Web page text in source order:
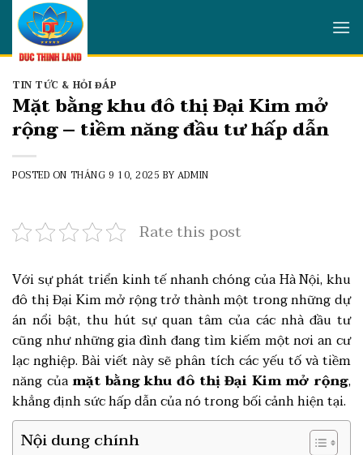
Skip
content
TIN TỨC & HỎI ĐÁP
Mặt bằng khu đô thị Đại Kim mở
rộng – tiềm năng đầu tư hấp dẫn
POSTED ON THÁNG 9 10, 2025 BY ADMIN
Rate this post
Với sự phát triển kinh tế nhanh chóng của Hà Nội, khu
đô thị Đại Kim mở rộng trở thành một trong những dự
án nổi bật, thu hút sự quan tâm của các nhà đầu tư
cũng như những gia đình đang tìm kiếm một nơi an cư
lạc nghiệp. Bài viết này sẽ phân tích các yếu tố và tiềm
năng củamặt bằng khu đô thị Đại Kim mở rộng,
khẳng định sức hấp dẫn của nó trong bối cảnh hiện tại.
Nội dung chính